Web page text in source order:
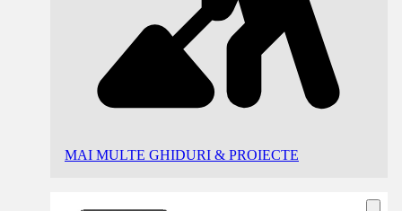
MAI MULTE GHIDURI & PROIECTE